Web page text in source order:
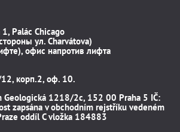
Palác Chicago
ул. Charvátova)
офис напротив лифта
корп.2, оф. 10.
Geologická 1218/2c, 152 00 Praha 5 IČ:
zapsána v obchodním rejstříku vedeném
oddíl C vložka 184883